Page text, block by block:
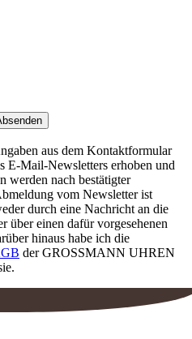
aus dem Kontaktformular
E-Mail-Newsletters erhoben und
werden nach bestätigter
vom Newsletter ist
durch eine Nachricht an die
über einen dafür vorgesehenen
hinaus habe ich die
der GROSSMANN UHREN